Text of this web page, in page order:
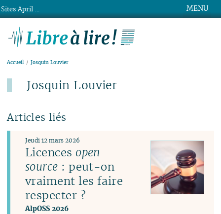
MENU
Accueil Josquin Louvier
Josquin Louvier
Articles liés
Licences open
source : peut-on
vraiment les faire
respecter ?
AlpOSS 2026
Jeudi 12 mars 2026
Sites April ...